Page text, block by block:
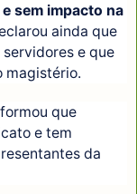
sem impacto na
ainda que
e que
magistério.
que
e tem
da